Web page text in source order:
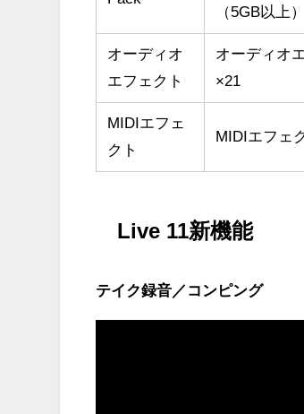
（5GB以上）
オーディオ
エフェクト
オーディオ
×21
MIDIエフェ
クト
MIDIエフェ
Live 11新機能
テイク録音／コンピング